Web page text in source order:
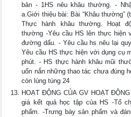
bản - 1HS nêu khâu thường. -
a.Giới thiệu bài: Bài “Khâu thường”
Thực hành khâu thường. Hoạt
thường -Yêu cầu HS lên thực hiện
đường dấu. - Yêu cầu hs nêu lại
Yêu cầu HS thực hiện với dụng cụ
phút. - HS thực hành khâu mũi
uốn nắn những thao tác chưa đúng
còn lúng túng 24
HOẠT ĐỘNG CỦA GV HOẠT
giá kết quả học tập của HS -Tổ
phẩm. -Trưng bày sản phẩm và